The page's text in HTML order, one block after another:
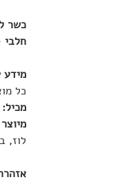
כשר
חלבי
מידע
כל
מכיל:
לוז,